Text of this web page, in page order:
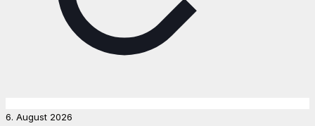
6. August 2026